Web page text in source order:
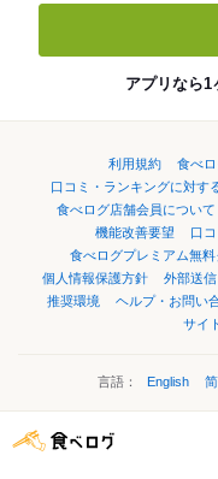
アプリなら1
利用規約 食べ
口コミ・ランキングに対す
食べログ店舗会員について
機能改善要望
口
食べログプレミアム無料
個人情報保護方針
外部送信
推奨環境
ヘルプ・お問い
サイ
言語： English